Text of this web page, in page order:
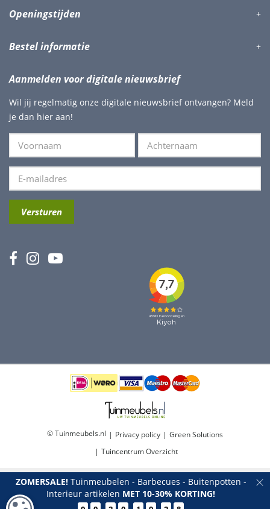
ZOMERSALE!Tuinmeubelen - Barbecues - Buitenpotten -
Interieur artikelen MET 10-30% KORTING!
Openingstijden
Bestel informatie
Aanmelden voor digitale nieuwsbrief
Wil jij regelmatig onze digitale nieuwsbrief ontvangen? Meld
je dan hier aan!
© Tuinmeubels.nl Privacy policy
Green Solutions
Tuincentrum Overzicht